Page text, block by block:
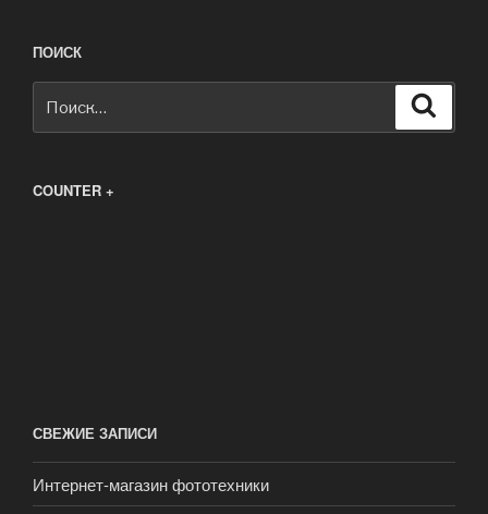
ПОИСК
COUNTER +
СВЕЖИЕ ЗАПИСИ
Интернет-магазин фототехники